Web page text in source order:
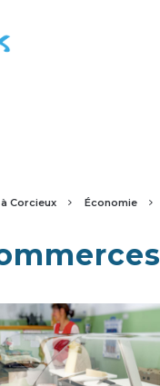
Corcieux Économie